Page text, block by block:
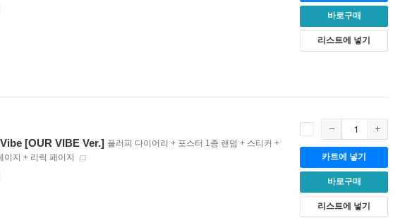
바로구매
리스트에 넣기
[OUR VIBE Ver.] 플러피 다이어리 + 포스터 1종 랜덤 + 스티커 +
지 + 리릭 페이지
카트에 넣기
바로구매
리스트에 넣기